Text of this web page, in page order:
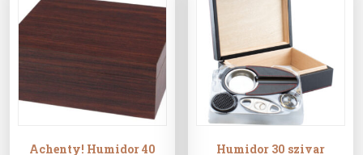
Achenty! Humidor 40
Humidor 30 szivar